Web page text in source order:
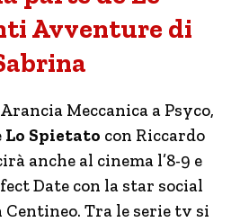
Avventure di
Meccanica a Psyco,
Lo Spietato con Riccardo
anche al cinema l’8-9 e
Date con la star social
Centineo. Tra le serie tv si